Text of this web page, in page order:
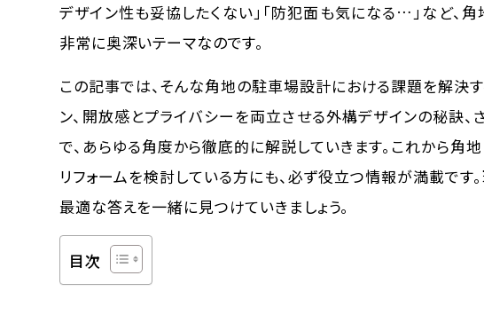
デザイン性も妥協したくない」「防犯面も気になる…」など、
非常に奥深いテーマなのです。
この記事では、そんな角地の駐車場設計における課題を解決
ン、開放感とプライバシーを両立させる外構デザインの秘訣
で、 あらゆる角度から徹底的に解説していきます。これから角
リフォームを検討している方にも、必ず役立つ情報が満載です
最適な答えを一緒に見つけていきましょう。
目次